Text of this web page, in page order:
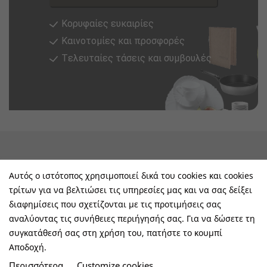
Κορυφαίες ευκαιρίες
Καινοτομίες και προσφορές
Tελευταίες τάσεις και συμβουλές
keyboard_arrow_down
E-Shop keyboard_arrow_down
Τα Οφέλη Σας Μαζί Μας keyboard_arrow_down
Ακολουθήστε Μας
Αυτός ο ιστότοπος χρησιμοποιεί δικά του cookies και cookies
τρίτων για να βελτιώσει τις υπηρεσίες μας και να σας δείξει
διαφημίσεις που σχετίζονται με τις προτιμήσεις σας
αναλύοντας τις συνήθειες περιήγησής σας. Για να δώσετε τη
συγκατάθεσή σας στη χρήση του, πατήστε το κουμπί
Αποδοχή.